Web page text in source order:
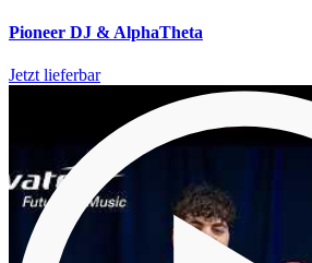
Pioneer DJ & AlphaTheta
Jetzt lieferbar